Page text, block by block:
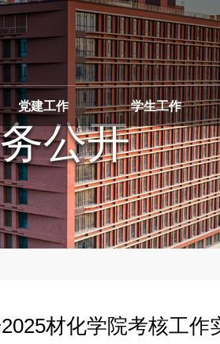
党建工作 学生工作
材化学院考核工作